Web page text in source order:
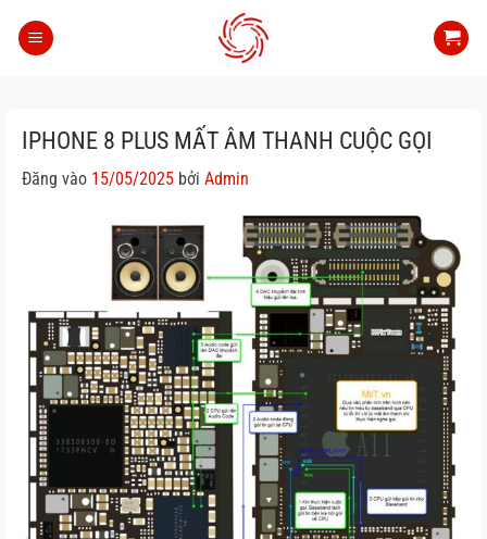
qua
IPHONE 8 PLUS MẤT ÂM THANH CUỘC GỌI
Đăng vào 15/05/2025 bởi Admin